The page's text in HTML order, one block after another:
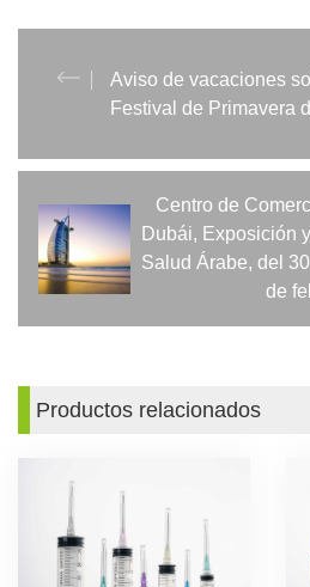
Aviso de vacaciones
Festival de Primavera
Centro de
Dubái, Exposición
Salud Árabe, del
de
Productos relacionados